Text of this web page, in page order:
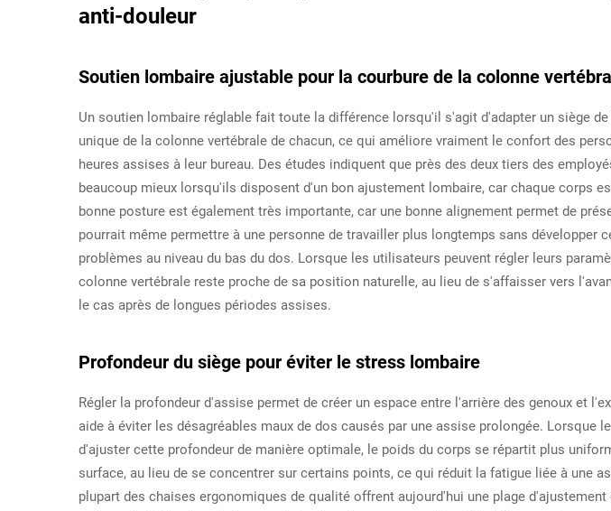
anti-douleur
Soutien lombaire ajustable pour la courbure de la colonne
Un soutien lombaire réglable fait toute la différence lorsqu'il s'agit d'adapter un siège
unique de la colonne vertébrale de chacun, ce qui améliore vraiment le confort des
heures assises à leur bureau. Des études indiquent que près des deux tiers des
beaucoup mieux lorsqu'ils disposent d'un bon ajustement lombaire, car chaque corps
bonne posture est également très importante, car une bonne alignement permet de
pourrait même permettre à une personne de travailler plus longtemps sans développer
problèmes au niveau du bas du dos. Lorsque les utilisateurs peuvent régler leurs
colonne vertébrale reste proche de sa position naturelle, au lieu de s'affaisser vers
le cas après de longues périodes assises.
Profondeur du siège pour éviter le stress lombaire
Régler la profondeur d'assise permet de créer un espace entre l'arrière des genoux et
aide à éviter les désagréables maux de dos causés par une assise prolongée. Lorsque
d'ajuster cette profondeur de manière optimale, le poids du corps se répartit plus
surface, au lieu de se concentrer sur certains points, ce qui réduit la fatigue liée à une
plupart des chaises ergonomiques de qualité offrent aujourd'hui une plage d'ajustement